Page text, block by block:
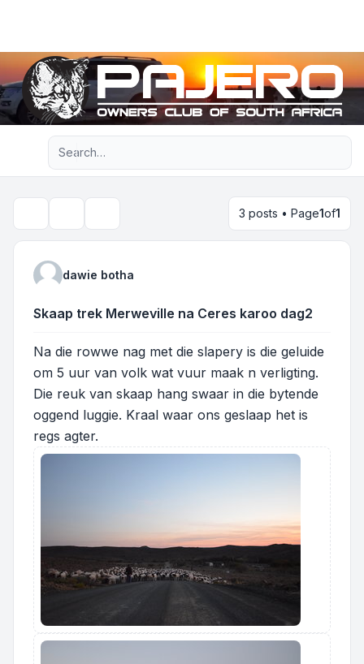
Navigation menu
Advanced search
3 posts • Page1of1
dawie botha
Skaap trek Merweville na Ceres karoo dag2
Na die rowwe nag met die slapery is die geluide
om 5 uur van volk wat vuur maak n verligting.
Die reuk van skaap hang swaar in die bytende
oggend luggie. Kraal waar ons geslaap het is
regs agter.